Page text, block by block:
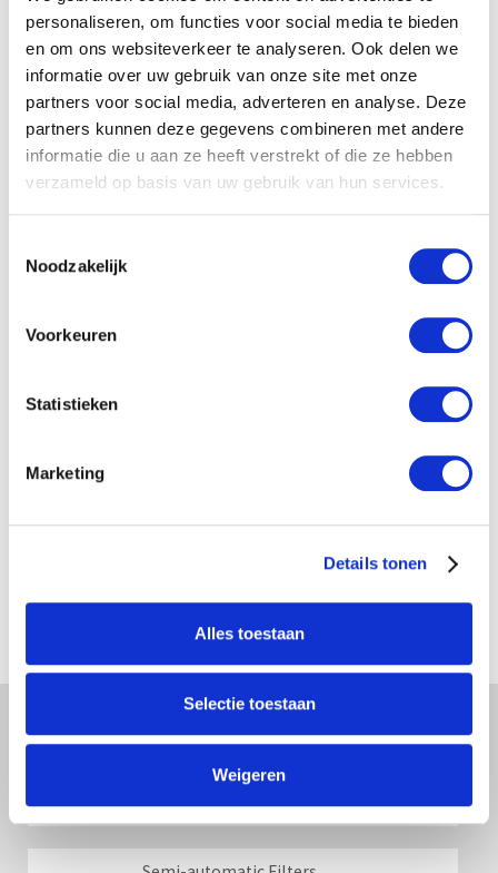
personaliseren, om functies voor social media te bieden
en om ons websiteverkeer te analyseren. Ook delen we
informatie over uw gebruik van onze site met onze
partners voor social media, adverteren en analyse. Deze
partners kunnen deze gegevens combineren met andere
informatie die u aan ze heeft verstrekt of die ze hebben
verzameld op basis van uw gebruik van hun services.
Noodzakelijk
Voorkeuren
Statistieken
Marketing
Details tonen
Alles toestaan
Selectie toestaan
Weigeren
Screen filters 1000 and 2000 series
Show Details
Filters
Automatic Filters